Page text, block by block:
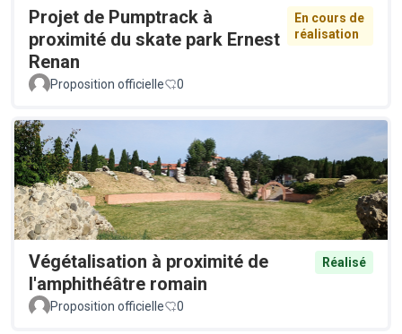
Projet de Pumptrack à
proximité du skate park Ernest
Renan
En cours de
réalisation
Proposition officielle 0
Végétalisation à proximité de
l'amphithéâtre romain
Réalisé
Proposition officielle 0